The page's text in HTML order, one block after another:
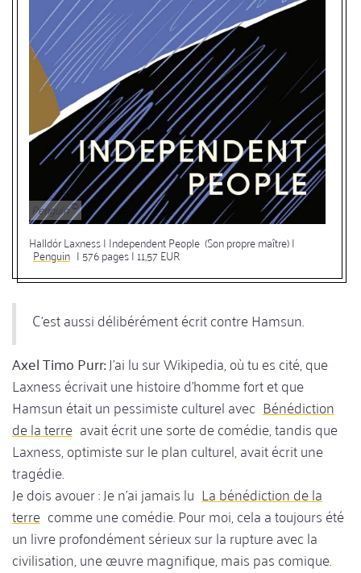
Penguin
Halldór Laxness | Independent People (Son propre maître) |
Penguin | 576 pages | 11,57 EUR
C'est aussi délibérément écrit contre Hamsun.
Axel Timo Purr:J'ai lu sur Wikipedia, où tu es cité, que
Laxness écrivait une histoire d'homme fort et que
Hamsun était un pessimiste culturel avec Bénédiction
de la terre avait écrit une sorte de comédie, tandis que
Laxness, optimiste sur le plan culturel, avait écrit une
tragédie.
Je dois avouer : Je n'ai jamais lu La bénédiction de la
terre comme une comédie. Pour moi, cela a toujours été
un livre profondément sérieux sur la rupture avec la
civilisation, une œuvre magnifique, mais pas comique.